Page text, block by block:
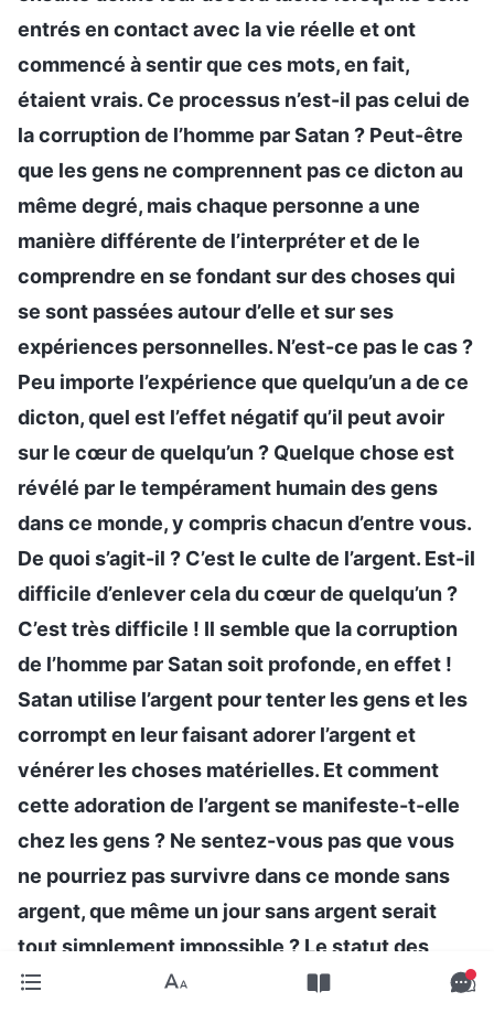
entrés en contact avec la vie réelle et ont
commencé à sentir que ces mots, en fait,
étaient vrais. Ce processus n’est-il pas celui de
la corruption de l’homme par Satan ? Peut-être
que les gens ne comprennent pas ce dicton au
même degré, mais chaque personne a une
manière différente de l’interpréter et de le
comprendre en se fondant sur des choses qui
se sont passées autour d’elle et sur ses
expériences personnelles. N’est-ce pas le cas ?
Peu importe l’expérience que quelqu’un a de ce
dicton, quel est l’effet négatif qu’il peut avoir
sur le cœur de quelqu’un ? Quelque chose est
révélé par le tempérament humain des gens
dans ce monde, y compris chacun d’entre vous.
De quoi s’agit-il ? C’est le culte de l’argent. Est-il
difficile d’enlever cela du cœur de quelqu’un ?
C’est très difficile ! Il semble que la corruption
de l’homme par Satan soit profonde, en effet !
Satan utilise l’argent pour tenter les gens et les
corrompt en leur faisant adorer l’argent et
vénérer les choses matérielles. Et comment
cette adoration de l’argent se manifeste-t-elle
chez les gens ? Ne sentez-vous pas que vous
ne pourriez pas survivre dans ce monde sans
argent, que même un jour sans argent serait
tout simplement impossible ? Le statut des
gens est basé sur la quantité d’argent qu’ils